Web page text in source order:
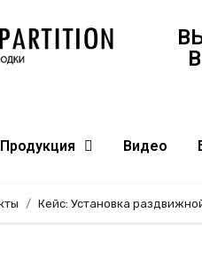
Продукция Видео
Кейс: Установка